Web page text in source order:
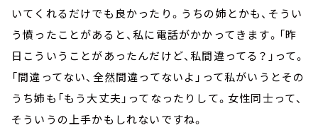
いてくれるだけでも良かったり。うちの姉とかも、そうい
う憤ったことがあると、私に電話がかかってきます。「昨
日こういうことがあったんだけど、私間違ってる？」って。
「間違ってない、全然間違ってないよ」って私がいうとその
うち姉も「もう大丈夫」ってなったりして。女性同士って、
そういうの上手かもしれないですね。